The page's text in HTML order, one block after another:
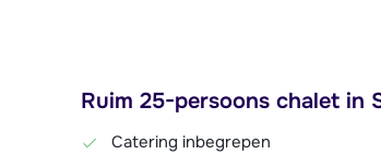
Ruim 25-persoons chalet in
Catering inbegrepen